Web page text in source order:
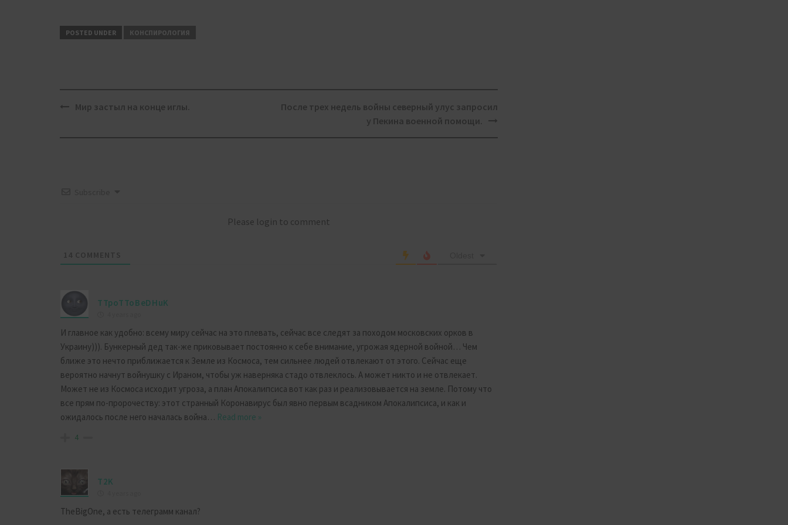
POSTED UNDER КОНСПИРОЛОГИЯ
PostМир застыл на конце иглы.
После трех недель войны северный улус запросил
у Пекина военной помощи.
Please login to comment
TTpoTToBeDHuK
И главное как удобно: всему миру сейчас на это плевать, сейчас все следят за походом московских орков в
Украину))). Бункерный дед так-же приковывает постоянно к себе внимание, угрожая ядерной войной… Чем
ближе это нечто приближается к Земле из Космоса, тем сильнее людей отвлекают от этого. Сейчас еще
вероятно начнут войнушку с Ираном, чтобы уж наверняка стадо отвлеклось. А может никто и не отвлекает.
Может не из Космоса исходит угроза, а план Апокалипсиса вот как раз и реализовывается на земле. Потому что
все прям по-пророчеству: этот странный Коронавирус был явно первым всадником Апокалипсиса, и как и
ожидалось после него началась война… Read more »
4
T2K
TheBigOne, а есть телеграмм канал?